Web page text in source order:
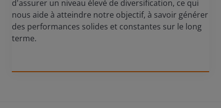
d'assurer un niveau élevé de diversification, ce qui
nous aide à atteindre notre objectif, à savoir générer
des performances solides et constantes sur le long
terme.